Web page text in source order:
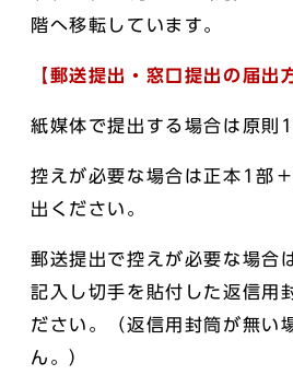
階へ移転しています。
【 郵送提出・窓口提出の届出
紙媒体で提出する場合は原則1
控えが必要な場合は正本1部
出ください。
郵送提出で控えが必要な場合
記入し切手を貼付した返信用
ださい。（返信用封筒が無い
ん。）